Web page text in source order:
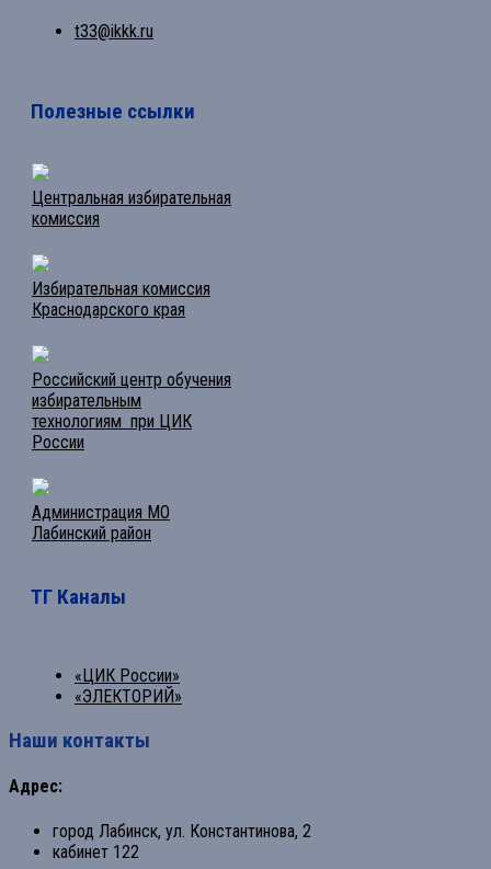
t33@ikkk.ru
Полезные ссылки
Центральная избирательная
комиссия
Избирательная комиссия
Краснодарского края
Российский центр обучения
избирательным
технологиям при ЦИК
России
Администрация МО
Лабинский район
ТГ Каналы
«ЦИК России»
«ЭЛЕКТОРИЙ»
Наши контакты
Адрес:
город Лабинск, ул. Константинова, 2
кабинет 122